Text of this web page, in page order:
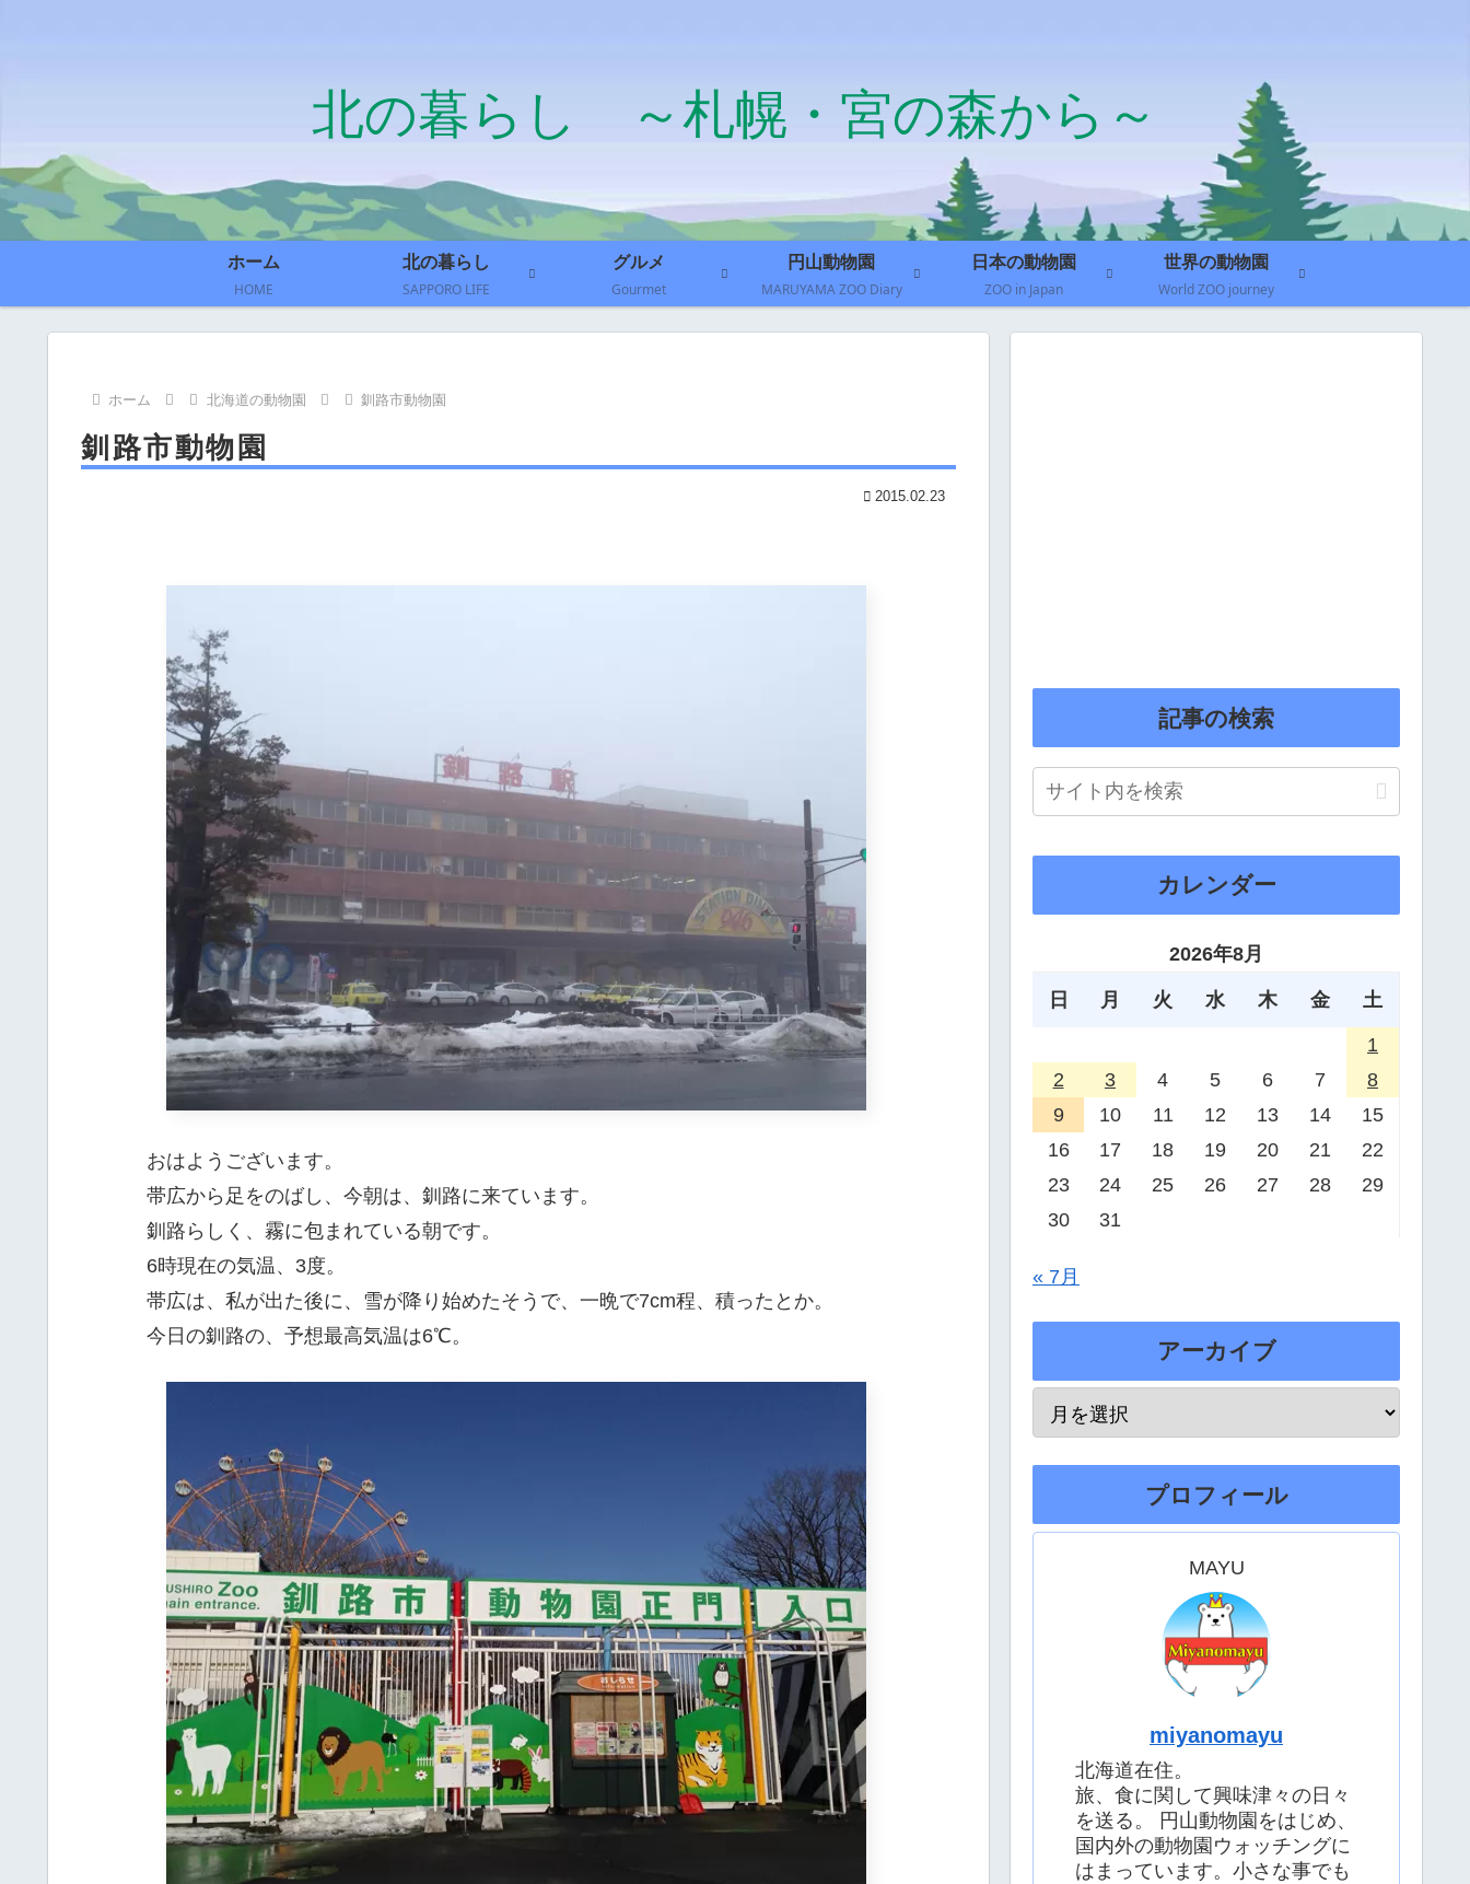
北の暮らし ～札幌・宮の森から～
ホーム
HOME
北の暮らし
SAPPORO LIFE
グルメ
Gourmet
円山動物園
MARUYAMA ZOO Diary
日本の動物園
ZOO in Japan
世界の動物園
World ZOO journey
ホーム 北海道の動物園 釧路市動物園
釧路市動物園
2015.02.23
おはようございます。
帯広から足をのばし、今朝は、釧路に来ています。
釧路らしく、霧に包まれている朝です。
6時現在の気温、3度。
帯広は、私が出た後に、雪が降り始めたそうで、一晩で7cm程、積ったとか。
今日の釧路の、予想最高気温は6℃。
記事の検索
カレンダー
2026年8月
日 月 火 水 木 金 土
1
2
3 4 5 6 7
8
9
10 11 12 13 14
15
16
17 18 19 20 21
22
23
24 25 26 27 28
29
30
31
« 7月
アーカイブ
プロフィール
MAYU
miyanomayu
北海道在住。
旅、食に関して興味津々の日々
を送る。 円山動物園をはじめ、
国内外の動物園ウォッチングに
はまっています。小さな事でも